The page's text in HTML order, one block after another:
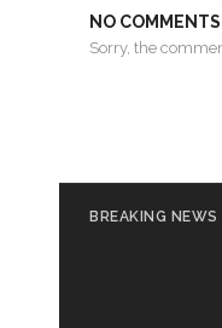
NO COMMENTS
Sorry, the
BREAKING NEWS